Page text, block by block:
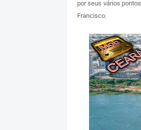
por seus vários
Francisco.